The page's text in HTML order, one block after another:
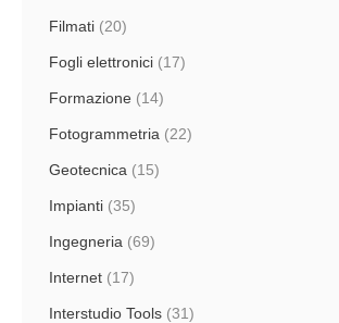
Filmati (20)
Fogli elettronici (17)
Formazione (14)
Fotogrammetria (22)
Geotecnica (15)
Impianti (35)
Ingegneria (69)
Internet (17)
Interstudio Tools (31)